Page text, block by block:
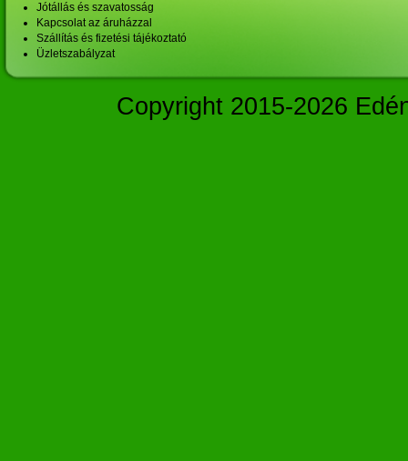
Jótállás és szavatosság
Kapcsolat az áruházzal
Szállítás és fizetési tájékoztató
Üzletszabályzat
Copyright 2015-2026